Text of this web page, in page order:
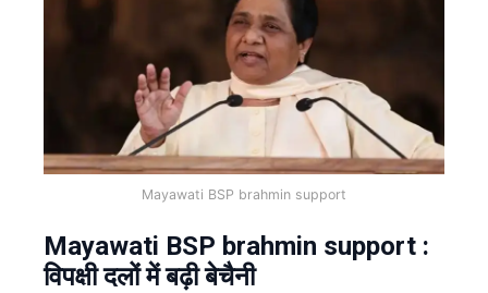
Mayawati BSP brahmin support
Mayawati BSP brahmin support :
विपक्षी दलों में बढ़ी बेचैनी